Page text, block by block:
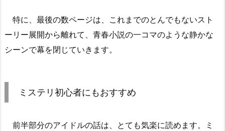
特に、最後の数ページは、これまでのとんでもないスト
ーリー展開から離れて、青春小説の一コマのような静かな
シーンで幕を閉じていきます。
ミステリ初心者にもおすすめ
前半部分のアイドルの話は、とても気楽に読めます。ミ